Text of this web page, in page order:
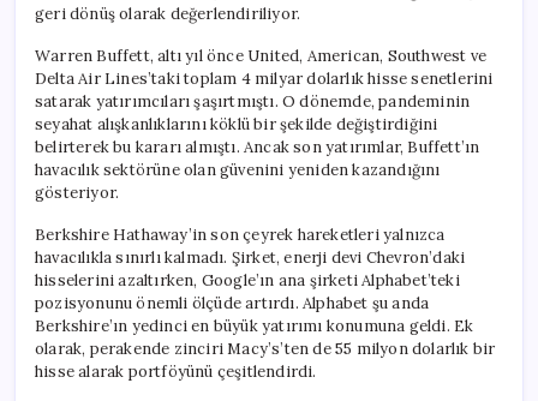
geri dönüş olarak değerlendiriliyor.
Warren Buffett, altı yıl önce United, American, Southwest ve
Delta Air Lines’taki toplam 4 milyar dolarlık hisse senetlerini
satarak yatırımcıları şaşırtmıştı. O dönemde, pandeminin
seyahat alışkanlıklarını köklü bir şekilde değiştirdiğini
belirterek bu kararı almıştı. Ancak son yatırımlar, Buffett’ın
havacılık sektörüne olan güvenini yeniden kazandığını
gösteriyor.
Berkshire Hathaway’in son çeyrek hareketleri yalnızca
havacılıkla sınırlı kalmadı. Şirket, enerji devi Chevron’daki
hisselerini azaltırken, Google’ın ana şirketi Alphabet’teki
pozisyonunu önemli ölçüde artırdı. Alphabet şu anda
Berkshire’ın yedinci en büyük yatırımı konumuna geldi. Ek
olarak, perakende zinciri Macy’s’ten de 55 milyon dolarlık bir
hisse alarak portföyünü çeşitlendirdi.